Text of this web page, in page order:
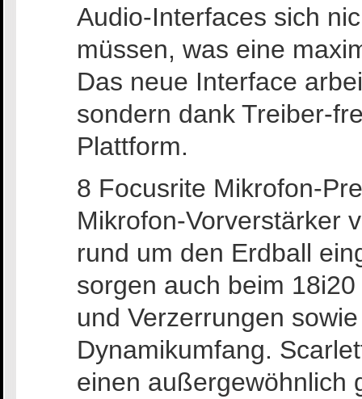
Audio-Interfaces sich
müssen, was eine
Das neue Interface
sondern dank Treiber-
Plattform.
8 Focusrite Mikrofon-
Mikrofon-Vorverstärker
rund um den Erdball
sorgen auch beim
und Verzerrungen
Dynamikumfang.
einen außergewöhnlich